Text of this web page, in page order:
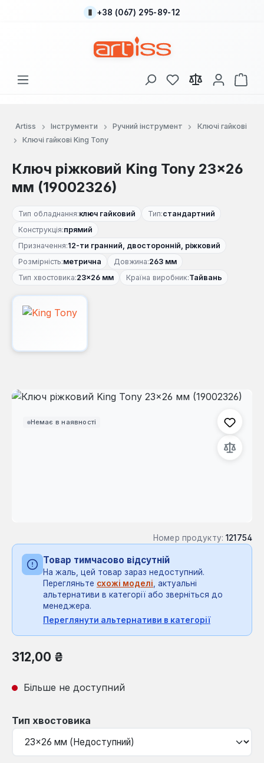
Перейти до основного вмісту
+38 (067) 295-89-12
У вас є 0 у списку
Artiss Інструменти Ручний інструмент
Ключі гайкові
Ключі гайкові King Tony
Ключ ріжковий King Tony 23×26
мм (19002326)
Тип обладнання:ключ гайковий Тип:стандартний
Конструкція:прямий
Призначення:12-ти гранний, двосторонній, ріжковий
Розмірність:метрична Довжина:263 мм
Тип хвостовика:23×26 мм Країна виробник:Тайвань
Немає в наявності
Пропустити галерею зображень
Номер продукту: 121754
Товар тимчасово відсутній
На жаль, цей товар зараз недоступний.
Перегляньте схожі моделі, актуальні
альтернативи в категорії або зверніться до
менеджера.
Переглянути альтернативи в категорії
Звичайна ціна:
312,00 ₴
Більше не доступний
Виберіть
Тип хвостовика